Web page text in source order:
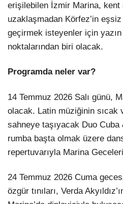
erişilebilen İzmir Marina, kent
uzaklaşmadan Körfez’in
geçirmek isteyenler için
noktalarından biri olacak.
Programda neler var?
14 Temmuz 2026 Salı günü,
olacak. Latin müziğinin sıcak
sahneye taşıyacak Duo
rumba başta olmak üzere
repertuvarıyla Marina
24 Temmuz 2026 Cuma
özgür tınıları, Verda